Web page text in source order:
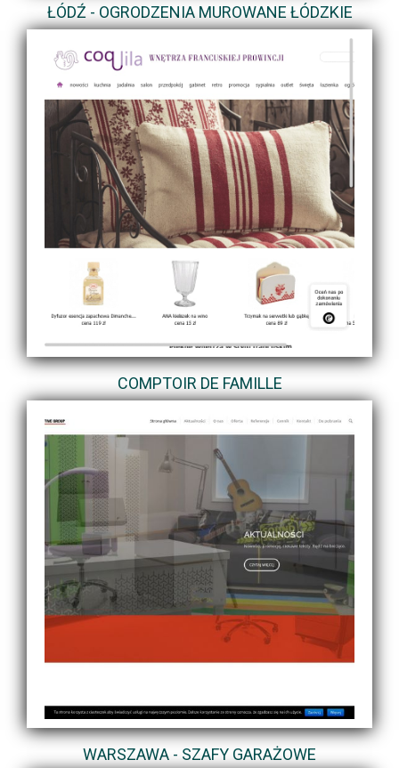
ŁÓDŹ - OGRODZENIA MUROWANE ŁÓDZKIE
COMPTOIR DE FAMILLE
WARSZAWA - SZAFY GARAŻOWE